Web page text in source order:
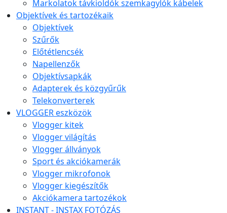
Markolatok távkioldók szemkagylók kábelek
Objektívek és tartozékaik
Objektívek
Szűrők
Előtétlencsék
Napellenzők
Objektívsapkák
Adapterek és közgyűrűk
Telekonverterek
VLOGGER eszközök
Vlogger kitek
Vlogger világítás
Vlogger állványok
Sport és akciókamerák
Vlogger mikrofonok
Vlogger kiegészítők
Akciókamera tartozékok
INSTANT - INSTAX FOTÓZÁS